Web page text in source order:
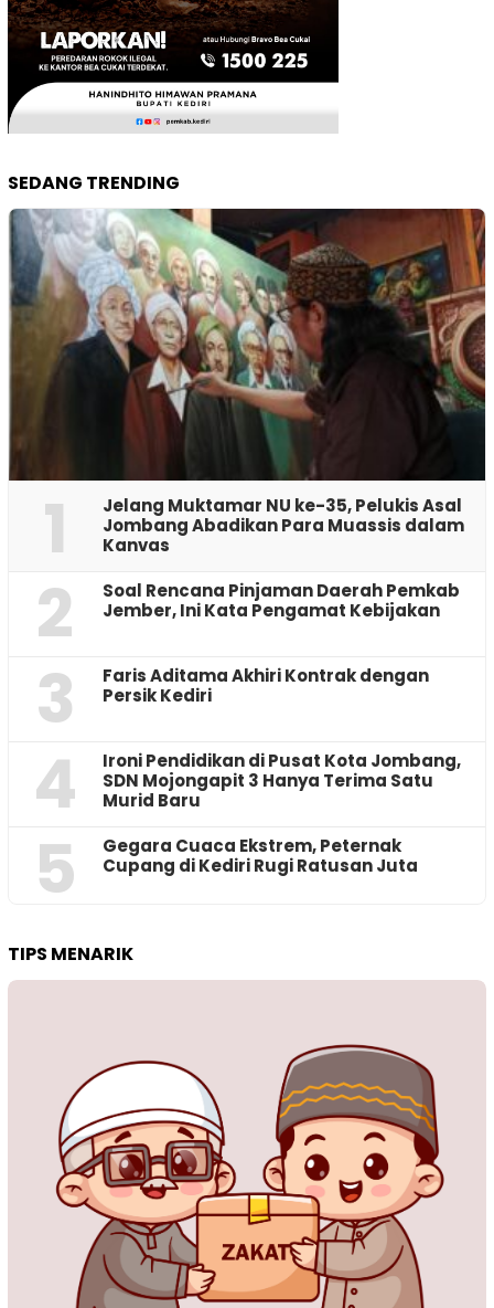
SEDANG TRENDING
1
Jelang Muktamar NU ke-35, Pelukis Asal
Jombang Abadikan Para Muassis dalam
Kanvas
2
‎Soal Rencana Pinjaman Daerah Pemkab
Jember, Ini Kata Pengamat Kebijakan ‎
3
Faris Aditama Akhiri Kontrak dengan
Persik Kediri
4
Ironi Pendidikan di Pusat Kota Jombang,
SDN Mojongapit 3 Hanya Terima Satu
Murid Baru
5
‎Gegara Cuaca Ekstrem, Peternak
Cupang di Kediri Rugi Ratusan Juta
TIPS MENARIK